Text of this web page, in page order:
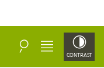
ZOEKEN MENU CONTRAST